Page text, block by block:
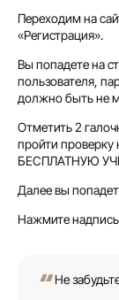
Переходим на
«Регистрация».
Вы попадете на
пользователя,
должно быть не
Отметить 2
пройти
БЕСПЛАТНУЮ
Далее вы
Нажмите
Не